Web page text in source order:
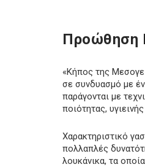
Προώθηση
«Κήπος της
σε συνδυασμό με
παράγονται με
ποιότητας,
Χαρακτηριστικό
πολλαπλές
λουκάνικα, τα